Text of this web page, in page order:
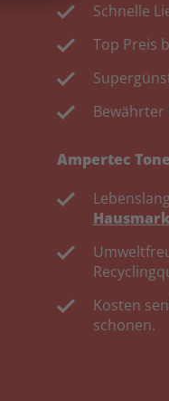
Schnelle
Top Preis
Bewährter
Ampertec
Kosten
schonen.